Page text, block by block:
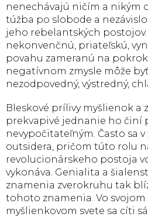
nenechávajú ničím a nikým
túžba po slobode a
jeho rebelantských postojov.
nekonvenčnú, priateľskú,
povahu zameranú na
negatívnom zmysle môže
nezodpovedný, výstredný,
Bleskové prílivy myšlienok a
prekvapivé jednanie ho činí
nevypočitateľným. Často sa
outsidera, pričom túto rolu
revolucionárskeho postoja
vykonáva. Genialita a
znamenia zverokruhu tak
tohoto znamenia. Vo
myšlienkovom svete sa cíti